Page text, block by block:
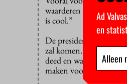
waarderen jullie nog
is cool.”
De president van
zal komen. Volgens
deed en waren haar
maken voor kinderen
Ad
en
Alleen